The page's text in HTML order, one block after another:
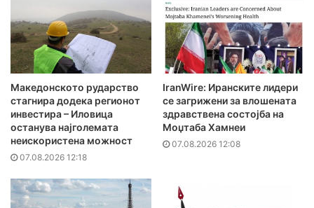
Македонското рударство
стагнира додека регионот
инвестира – Иловица
останува најголемата
неискористена можност
07.08.2026 12:18
IranWire: Иранските лидери
се загрижени за влошената
здравствена состојба на
Моџтаба Хамнеи
07.08.2026 12:08